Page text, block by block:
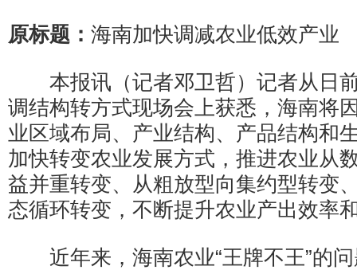
原标题： 海南加快调减农业低效产业
本报讯（记者邓卫哲）记者从日
调结构转方式现场会上获悉，海南将
业区域布局、产业结构、产品结构和
加快转变农业发展方式，推进农业从
益并重转变、从粗放型向集约型转变
态循环转变，不断提升农业产出效率
近年来，海南农业“王牌不王”的问